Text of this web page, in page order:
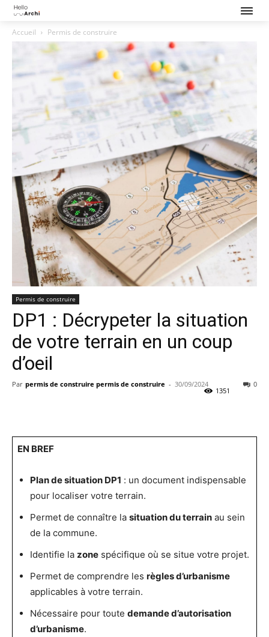
Accueil Permis de construire
Permis de construire
DP1 : Décrypeter la situation
de votre terrain en un coup
d’oeil
Par permis de construire permis de construire - 30/09/2024 0
1351
EN BREF
Plan de situation DP1 : un document indispensable
pour localiser votre terrain.
Permet de connaître la situation du terrainau sein
de la commune.
Identifie la zonespécifique où se situe votre projet.
Permet de comprendre les règles d’urbanisme
applicables à votre terrain.
Nécessaire pour toute demande d’autorisation
d’urbanisme.